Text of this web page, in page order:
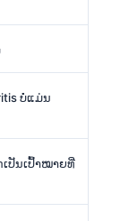
ບໍ່ແມ່ນ
ປັນເປົ້າໝາຍທີ່